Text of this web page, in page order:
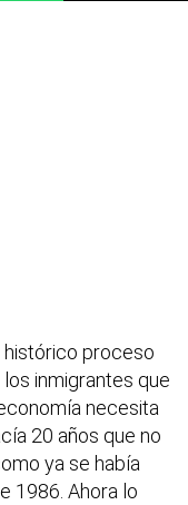
histórico proceso
inmigrantes que
necesita
20 años que no
ya se había
1986. Ahora lo